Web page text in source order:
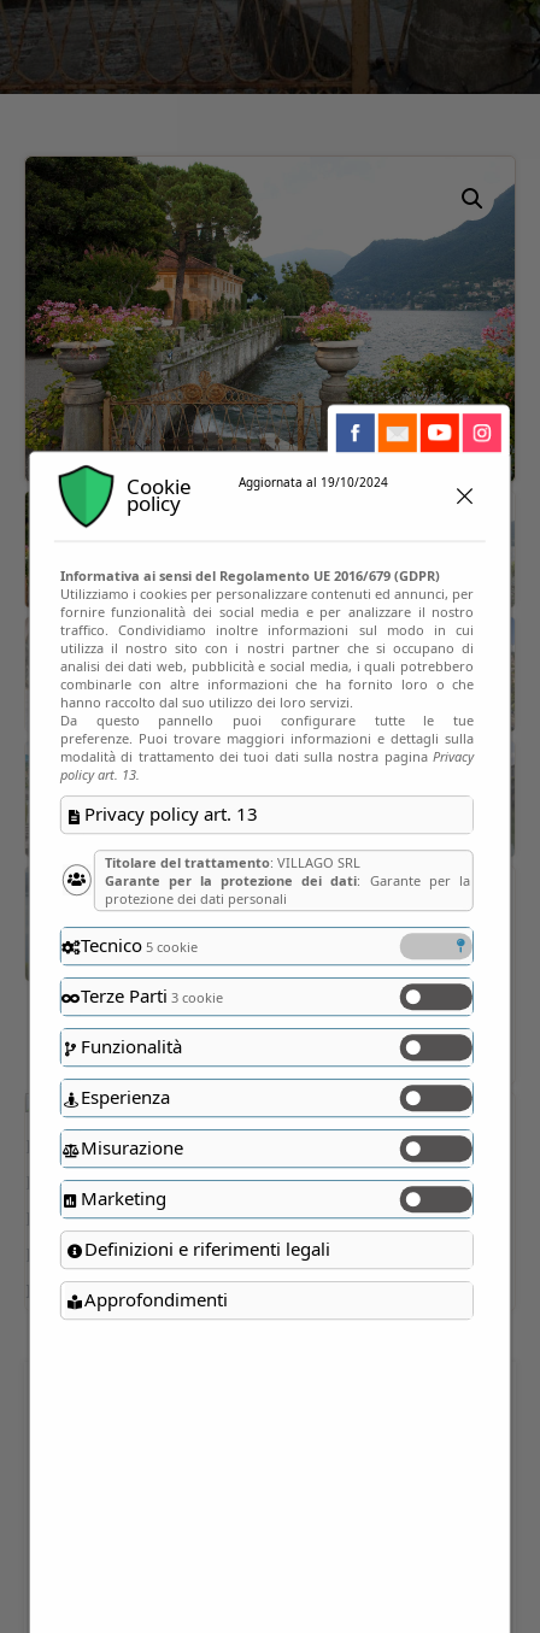
Cookie
policy
Aggiornata al 19/10/2024
Informativa ai sensi del Regolamento UE 2016/679 (GDPR)
Utilizziamo i cookies per personalizzare contenuti ed annunci, per
fornire funzionalità dei social media e per analizzare il nostro
traffico. Condividiamo inoltre informazioni sul modo in cui
utilizza il nostro sito con i nostri partner che si occupano di
analisi dei dati web, pubblicità e social media, i quali potrebbero
combinarle con altre informazioni che ha fornito loro o che
hanno raccolto dal suo utilizzo dei loro servizi.
Da questo pannello puoi configurare tutte le tue
preferenze. Puoi trovare maggiori informazioni e dettagli sulla
modalità di trattamento dei tuoi dati sulla nostra paginaPrivacy
policy art. 13.
Privacy policy art. 13
Titolare del trattamento: VILLAGO SRL
Garante per la protezione dei dati: Garante per la
protezione dei dati personali
Tecnico5 cookie
Terze Parti 3 cookie
Funzionalità
Esperienza
Misurazione
Marketing
Definizioni e riferimenti legali
Approfondimenti